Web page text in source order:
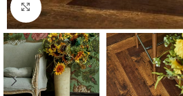
Нажмите, чтобы увеличить